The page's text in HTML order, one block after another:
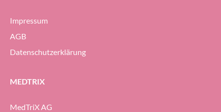
Impressum
AGB
Datenschutzerklärung
MEDTRIX
MedTriX AG